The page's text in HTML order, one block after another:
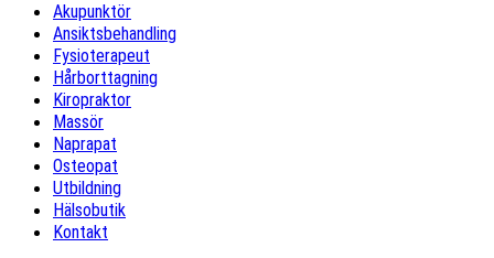
Akupunktör
Ansiktsbehandling
Fysioterapeut
Hårborttagning
Kiropraktor
Massör
Naprapat
Osteopat
Utbildning
Hälsobutik
Kontakt